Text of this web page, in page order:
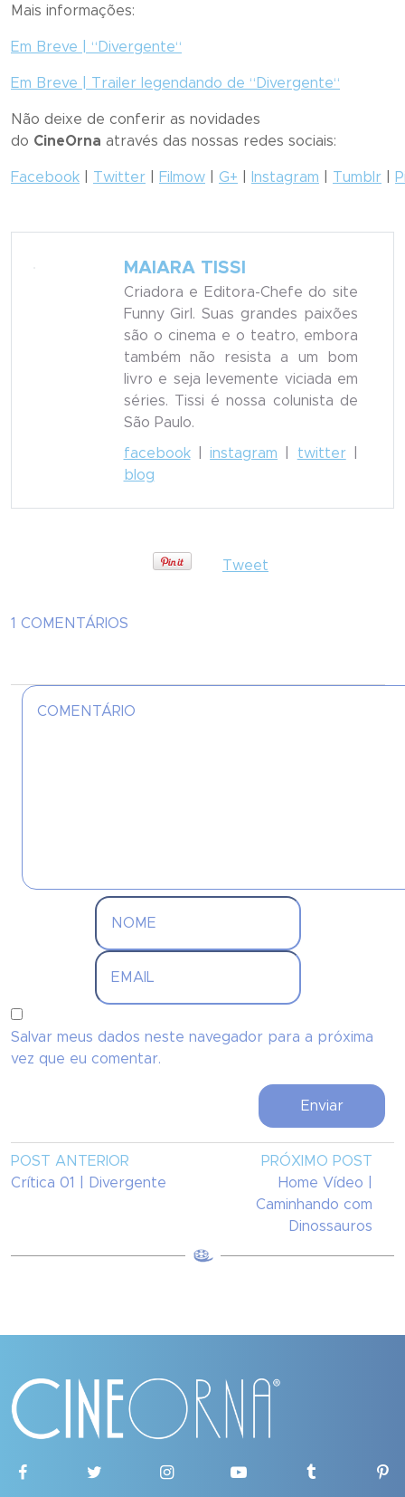
Mais informações:
Em Breve | “ Divergente“
Em Breve | Trailer legendando de “ Divergente“
Não deixe de conferir as novidades
do CineOrna através das nossas redes sociais:
Facebook Twitter Filmow G+ Instagram Tumblr
MAIARA TISSI
Criadora e Editora-Chefe do site
Funny Girl. Suas grandes paixões
são o cinema e o teatro, embora
também não resista a um bom
livro e seja levemente viciada em
séries. Tissi é nossa colunista de
São Paulo.
facebook|instagram twitter|
blog
Tweet
1 COMENTÁRIOS
Salvar meus dados neste navegador para a próxima
vez que eu comentar.
POST ANTERIOR
Crítica 01 | Divergente
PRÓXIMO POST
Home Vídeo |
Caminhando com
Dinossauros